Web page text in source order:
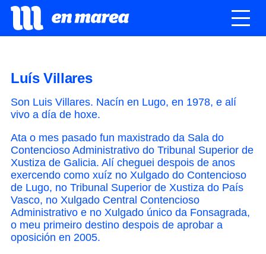
Luís Villares
Son Luis Villares. Nacín en Lugo, en 1978, e alí
vivo a día de hoxe.
Ata o mes pasado fun maxistrado da Sala do
Contencioso Administrativo do Tribunal Superior de
Xustiza de Galicia. Alí cheguei despois de anos
exercendo como xuíz no Xulgado do Contencioso
de Lugo, no Tribunal Superior de Xustiza do País
Vasco, no Xulgado Central Contencioso
Administrativo e no Xulgado único da Fonsagrada,
o meu primeiro destino despois de aprobar a
oposición en 2005.